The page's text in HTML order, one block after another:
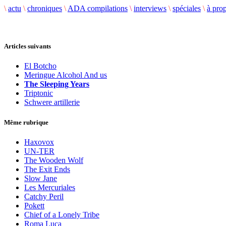
\ actu \ chroniques \ ADA compilations \ interviews \ spéciales \ à
Articles suivants
El Botcho
Meringue Alcohol And us
The Sleeping Years
Triptonic
Schwere artillerie
Même rubrique
Haxovox
UN-TER
The Wooden Wolf
The Exit Ends
Slow Jane
Les Mercuriales
Catchy Peril
Pokett
Chief of a Lonely Tribe
Roma Luca